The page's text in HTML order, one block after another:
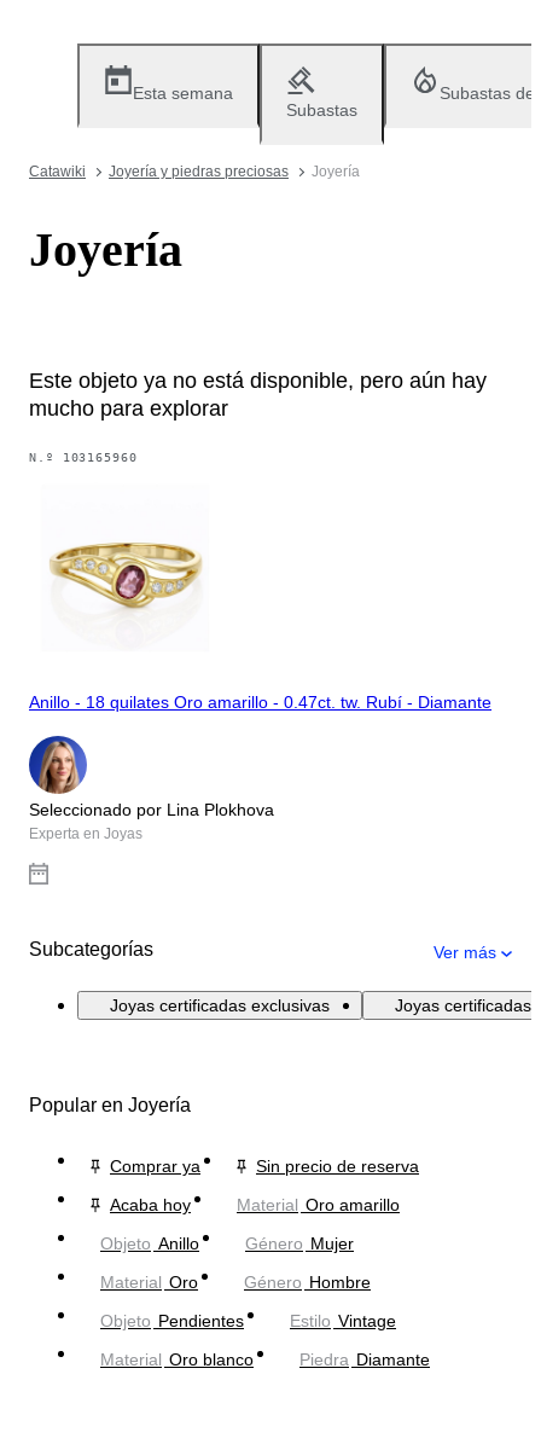
Esta semana
Subastas
Subastas
Catawiki Joyería y piedras preciosas Joyería
Joyería
Este objeto ya no está disponible, pero aún hay
mucho para explorar
N.º 103165960
Anillo - 18 quilates Oro amarillo - 0.47ct. tw. Rubí - Diamante
Seleccionado por Lina Plokhova
Experta en Joyas
Subcategorías Ver más
Joyas certificadas exclusivas Joyas certificadas
Popular en Joyería
Comprar ya
Sin precio de reserva
Acaba hoy
Material Oro amarillo
Objeto Anillo Género Mujer
Material Oro Género Hombre
Objeto Pendientes Estilo Vintage
Material Oro blanco Piedra Diamante